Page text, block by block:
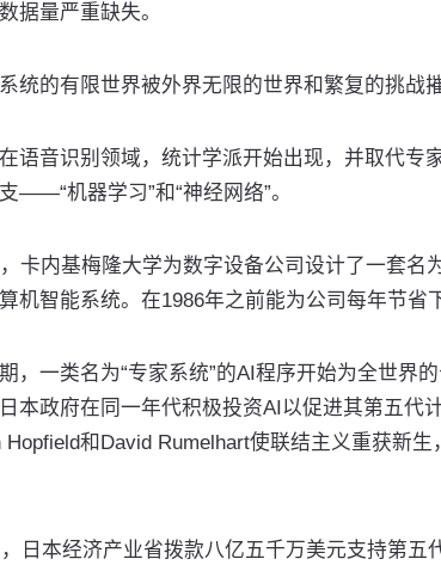
据量严重缺失。
统的有限世界被外界无限的世界和繁复的挑战
语音识别领域，统计学派开始出现，并取代专
——“机器学习”和“神经网络”。
卡内基梅隆大学为数字设备公司设计了一套名
机智能系统。在1986年之前能为公司每年节省
，一类名为“专家系统”的AI程序开始为全世界
本政府在同一年代积极投资AI以促进其第五代
Hopfield和David Rumelhart使联结主义重获新生
日本经济产业省拨款八亿五千万美元支持第